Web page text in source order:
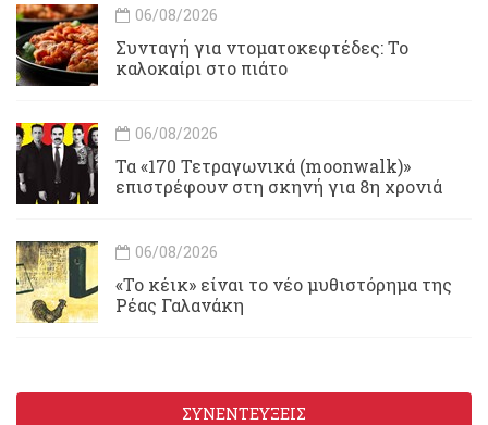
06/08/2026
Συνταγή για ντοματοκεφτέδες: Το
καλοκαίρι στο πιάτο
06/08/2026
Τα «170 Τετραγωνικά (moonwalk)»
επιστρέφουν στη σκηνή για 8η χρονιά
06/08/2026
«Το κέικ» είναι το νέο μυθιστόρημα της
Ρέας Γαλανάκη
ΣΥΝΕΝΤΕΥΞΕΙΣ